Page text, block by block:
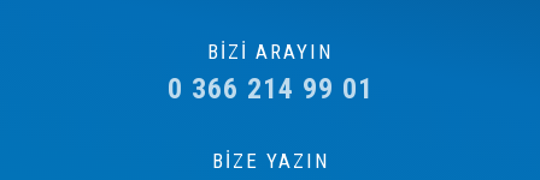
BİZİ ARAYIN
0 366 214 99 01
BİZE YAZIN